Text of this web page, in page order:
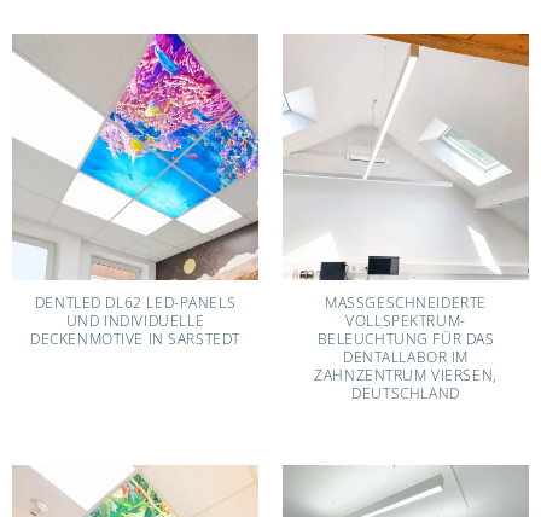
DENTLED DL62 LED-PANELS
UND INDIVIDUELLE
DECKENMOTIVE IN SARSTEDT
MASSGESCHNEIDERTE V
OLLSPEKTRUM-B
ELEUCHTUNG FÜR DAS D
ENTALLABOR IM Z
AHNZENTRUM VIERSEN, D
EUTSCHLAND